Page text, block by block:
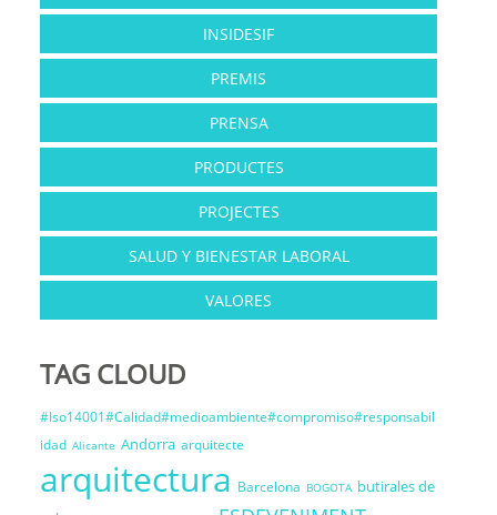
INSIDESIF
PREMIS
PRENSA
PRODUCTES
PROJECTES
SALUD Y BIENESTAR LABORAL
VALORES
TAG CLOUD
#Iso14001#Calidad#medioambiente#compromiso#responsabil
idad Alicante Andorra arquitecte
arquitectura Barcelona BOGOTA butirales de